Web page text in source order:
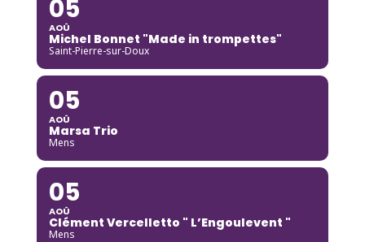
05
AOÛ
Michel Bonnet "Made in trompettes"
Saint-Pierre-sur-Doux
05
AOÛ
Marsa Trio
Mens
05
AOÛ
Clément Vercelletto " L’Engoulevent "
Mens